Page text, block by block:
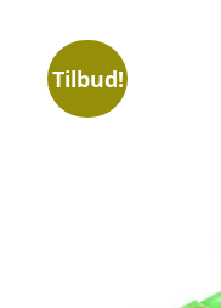
Tilbud!